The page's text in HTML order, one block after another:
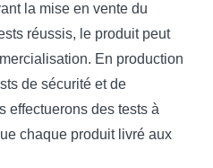
la mise en vente du
réussis, le produit peut
En production
de sécurité et de
effectuerons des tests à
chaque produit livré aux